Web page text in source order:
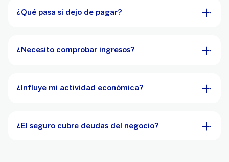
¿Qué pasa si dejo de pagar?
¿Necesito comprobar ingresos?
¿Influye mi actividad económica?
¿El seguro cubre deudas del negocio?